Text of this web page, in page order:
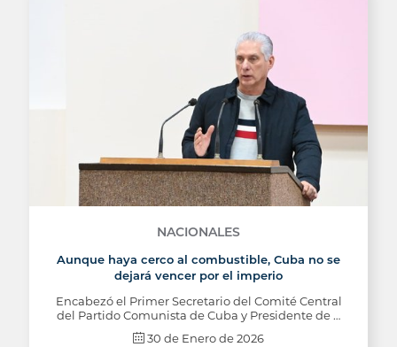
NACIONALES
Aunque haya cerco al combustible, Cuba no se
dejará vencer por el imperio
Encabezó el Primer Secretario del Comité Central
del Partido Comunista de Cuba y Presidente de …
30 de Enero de 2026